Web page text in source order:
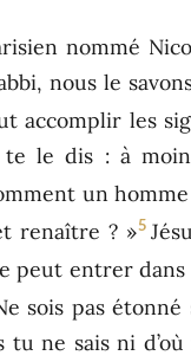
nommé
nous le
accomplir les
le dis : à
un
renaître ? »5
peut entrer
sois pas
tu ne sais ni